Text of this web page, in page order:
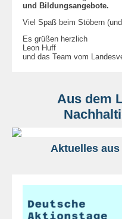
und Bildungsangebote.
Viel Spaß beim Stöbern
Es grüßen herzlich
Leon Huff
und das Team vom
Aus dem
Aktuelles